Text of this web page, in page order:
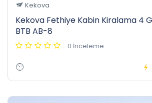
Kekova
Kekova Fethiye Kabin Kiralama 4
BTB AB-8
0 İnceleme